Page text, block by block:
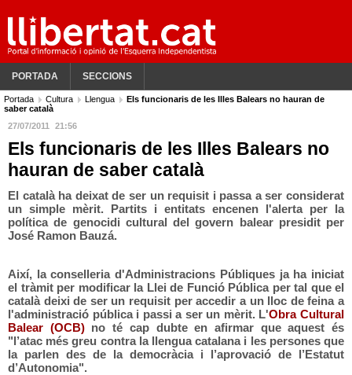
PORTADA SECCIONS
Portada Cultura Llengua
Els funcionaris de les Illes Balears no hauran de
saber català
27/07/2011
21:56
Els funcionaris de les Illes Balears no
hauran de saber català
El català ha deixat de ser un requisit i passa a ser considerat
un simple mèrit. Partits i entitats encenen l'alerta per la
política de genocidi cultural del govern balear presidit per
José Ramon Bauzá.
Així, la conselleria d'Administracions Públiques ja ha iniciat
el tràmit per modificar la Llei de Funció Pública per tal que el
català deixi de ser un requisit per accedir a un lloc de feina a
l'administració pública i passi a ser un mèrit. L'Obra Cultural
Balear (OCB) no té cap dubte en afirmar que aquest és
"l’atac més greu contra la llengua catalana i les persones que
la parlen des de la democràcia i l’aprovació de l’Estatut
d’Autonomia".